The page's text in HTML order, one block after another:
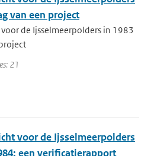
van een project
de Ijsselmeerpolders in 1983
21
voor de Ijsselmeerpolders
een verificatierapport